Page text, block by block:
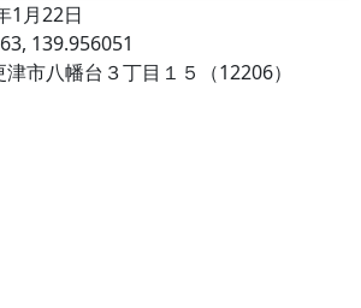
1月22日
139.956051
市八幡台３丁目１５（12206）